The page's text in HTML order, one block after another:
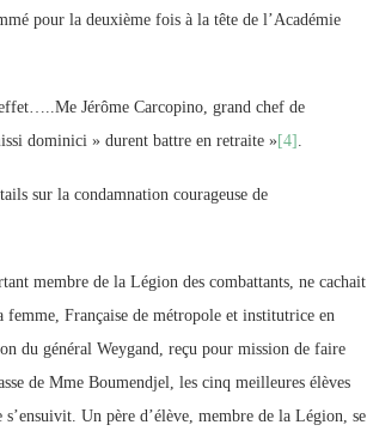
pour la deuxième fois à la tête de l’Académie
Jérôme Carcopino, grand chef de
dominici » durent battre en retraite »[4] .
sur la condamnation courageuse de
membre de la Légion des combattants, ne cachait
femme, Française de métropole et institutrice en
du général Weygand, reçu pour mission de faire
de Mme Boumendjel, les cinq meilleures élèves
Un père d’élève, membre de la Légion, se